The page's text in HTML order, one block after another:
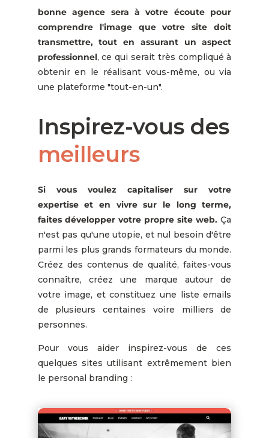
bonne agence sera à votre écoute pour
comprendre l'image que votre site doit
transmettre, tout en assurant un aspect
professionnel, ce qui serait très compliqué à
obtenir en le réalisant vous-même, ou via
une plateforme "tout-en-un".
Inspirez-vous des
meilleurs
Si vous voulez capitaliser sur votre
expertise et en vivre sur le long terme,
faites développer votre propre site web. Ça
n'est pas qu'une utopie, et nul besoin d'être
parmi les plus grands formateurs du monde.
Créez des contenus de qualité, faites-vous
connaître, créez une marque autour de
votre image, et constituez une liste emails
de plusieurs centaines voire milliers de
personnes.
Pour vous aider inspirez-vous de ces
quelques sites utilisant extrêmement bien
le personal branding :